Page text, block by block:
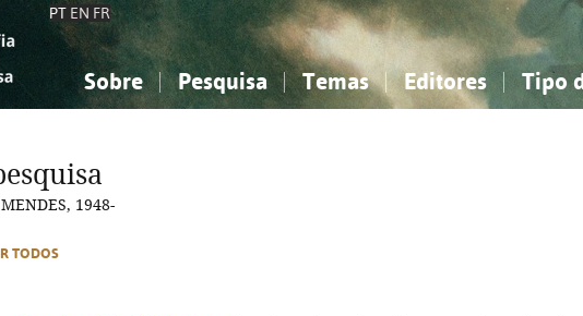
PT EN FR
Sobre Pesquisa Temas
Ciências sociais...
Editores Tipo
Ciências sociais...
1948-
TODOS